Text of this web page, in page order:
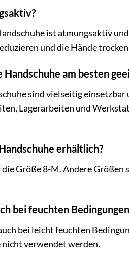
ist atmungsaktiv
und die Hände
am besten
sind vielseitig
Lagerarbeiten und
erhältlich?
Größe 8-M. Andere
bei feuchten
bei leicht feuchten
verwendet werden.